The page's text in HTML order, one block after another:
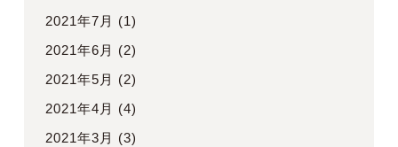
2021年7月 (1)
2021年6月 (2)
2021年5月 (2)
2021年4月 (4)
2021年3月 (3)